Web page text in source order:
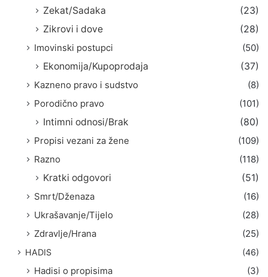
Zekat/Sadaka
(23)
Zikrovi i dove
(28)
Imovinski postupci
(50)
Ekonomija/Kupoprodaja
(37)
Kazneno pravo i sudstvo
(8)
Porodično pravo
(101)
Intimni odnosi/Brak
(80)
Propisi vezani za žene
(109)
Razno
(118)
Kratki odgovori
(51)
Smrt/Dženaza
(16)
Ukrašavanje/Tijelo
(28)
Zdravlje/Hrana
(25)
HADIS (46)
Hadisi o propisima
(3)